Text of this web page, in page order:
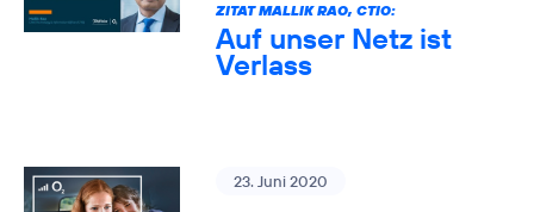
ZITAT MALLIK RAO, CTIO:
Auf unser Netz ist
Verlass
23. Juni 2020